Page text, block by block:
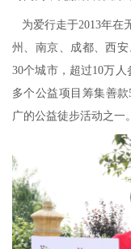
为爱行走于2013年在
州、南京、成都、西
30个城市，超过10万
多个公益项目筹集善
广的公益徒步活动之一。